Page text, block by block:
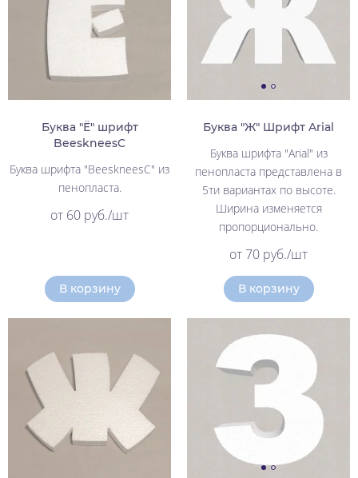
Буква "Ё" шрифт
BeeskneesC
Буква шрифта "BeeskneesC" из
пенопласта.
от 60 руб./шт
В корзину
Буква "Ж" Шрифт Arial
Буква шрифта "Arial" из
пенопласта представлена в
5ти вариантах по высоте.
Ширина изменяется
пропорционально.
от 70 руб./шт
В корзину